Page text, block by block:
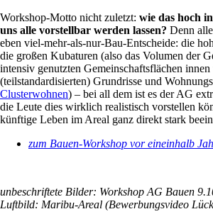
Workshop-Motto nicht zuletzt: wie das hoch
uns alle vorstellbar werden lassen? Denn
eben viel-mehr-als-nur-Bau-Entscheide: die
die großen Kubaturen (also das Volumen der
intensiv genutzten Gemeinschaftsflächen
(teilstandardisierten) Grundrisse und
Clusterwohnen) – bei all dem ist es der AG
die Leute dies wirklich realistisch vorstellen
künftige Leben im Areal ganz direkt stark
zum Bauen-Workshop vor eineinhalb
unbeschriftete Bilder: Workshop AG Bauen
Luftbild: Maribu-Areal (Bewerbungsvideo